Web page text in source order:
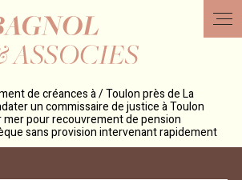
de créances à / Toulon près de La
un commissaire de justice à Toulon
mer pour recouvrement de pension
sans provision intervenant rapidement